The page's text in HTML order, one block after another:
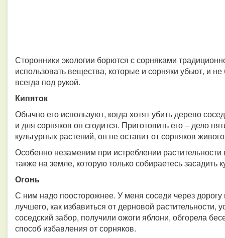
Сторонники экологии борются с сорняками
использовать вещества, которые и сорняки убьют, и
всегда под рукой.
Кипяток
Обычно его используют, когда хотят убить дерево
и для сорняков он сгодится. Приготовить его – дело
культурных растений, он не оставит от сорняков
Особенно незаменим при истреблении
также на земле, которую только собираетесь засадить
Огонь
С ним надо поосторожнее. У меня соседи через
лучшего, как избавиться от дерновой растительности,
соседский забор, получили ожоги яблони, обгорела
способ избавления от сорняков.